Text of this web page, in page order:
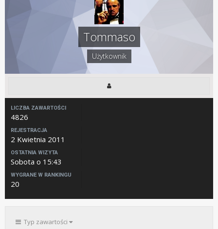
Tommaso
Użytkownik
LICZBA ZAWARTOŚCI
4826
REJESTRACJA
2 Kwietnia 2011
OSTATNIA WIZYTA
Sobota o 15:43
WYGRANE W RANKINGU
20
Typ zawartości